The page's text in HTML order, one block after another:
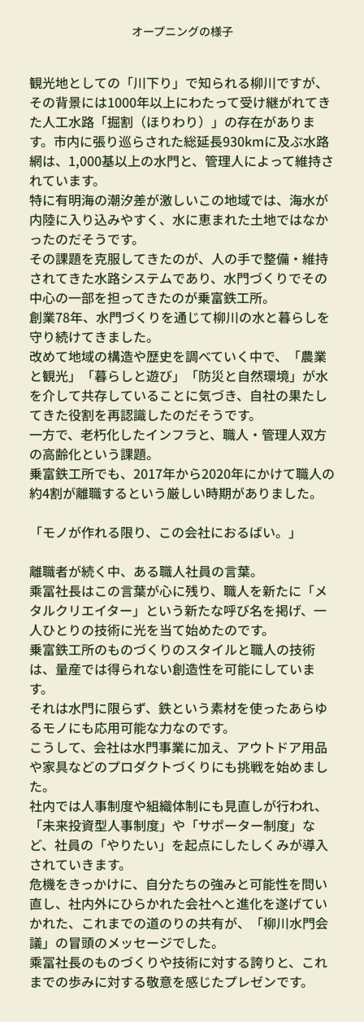
オープニングの様子
観光地としての「川下り」で知られる柳川ですが、
その背景には1000年以上にわたって受け継がれてき
た人工水路「掘割（ほりわり）」の存在がありま
す。市内に張り巡らされた総延長930kmに及ぶ水路
網は、1,000基以上の水門と、管理人によって維持さ
れています。
特に有明海の潮汐差が激しいこの地域では、海水が
内陸に入り込みやすく、水に恵まれた土地ではなか
ったのだそうです。
その課題を克服してきたのが、人の手で整備・維持
されてきた水路システムであり、水門づくりでその
中心の一部を担ってきたのが乗富鉄工所。
創業78年、水門づくりを通じて柳川の水と暮らしを
守り続けてきました。
改めて地域の構造や歴史を調べていく中で、「農業
と観光」「暮らしと遊び」「防災と自然環境」が水
を介して共存していることに気づき、自社の果たし
てきた役割を再認識したのだそうです。
一方で、老朽化したインフラと、職人・管理人双方
の高齢化という課題。
乗富鉄工所でも、2017年から2020年にかけて職人の
約4割が離職するという厳しい時期がありました。
「モノが作れる限り、この会社におるばい。」
離職者が続く中、ある職人社員の言葉。
乘冨社長はこの言葉が心に残り、職人を新たに「メ
タルクリエイター」という新たな呼び名を掲げ、一
人ひとりの技術に光を当て始めたのです。
乗富鉄工所のものづくりのスタイルと職人の技術
は、量産では得られない創造性を可能にしていま
す。
それは水門に限らず、鉄という素材を使ったあらゆ
るモノにも応用可能な力なのです。
こうして、会社は水門事業に加え、アウトドア用品
や家具などのプロダクトづくりにも挑戦を始めまし
た。
社内では人事制度や組織体制にも見直しが行われ、
「未来投資型人事制度」や「サポーター制度」な
ど、社員の「やりたい」を起点にしたしくみが導入
されていきます。
危機をきっかけに、自分たちの強みと可能性を問い
直し、社内外にひらかれた会社へと進化を遂げてい
かれた、これまでの道のりの共有が、「柳川水門会
議」の冒頭のメッセージでした。
乘冨社長のものづくりや技術に対する誇りと、これ
までの歩みに対する敬意を感じたプレゼンです。